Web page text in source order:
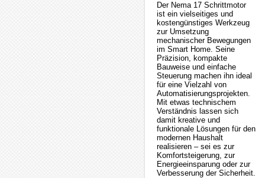
Der Nema 17 Schrittmotor
ist ein vielseitiges und
kostengünstiges Werkzeug
zur Umsetzung
mechanischer Bewegungen
im Smart Home. Seine
Präzision, kompakte
Bauweise und einfache
Steuerung machen ihn ideal
für eine Vielzahl von
Automatisierungsprojekten.
Mit etwas technischem
Verständnis lassen sich
damit kreative und
funktionale Lösungen für den
modernen Haushalt
realisieren – sei es zur
Komfortsteigerung, zur
Energieeinsparung oder zur
Verbesserung der Sicherheit.